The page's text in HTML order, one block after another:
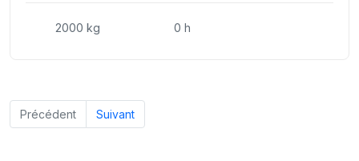
2000 kg 0 h
Précédent Suivant